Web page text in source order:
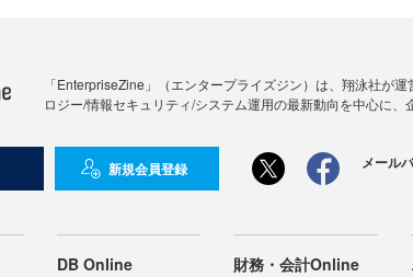
「EnterpriseZine」（エンタープライズジン）は、翔泳社が
ロジー/情報セキュリティ/システム運用の最新動向を中心に、
新規会員登録 メール
DB Online 財務・会計Online